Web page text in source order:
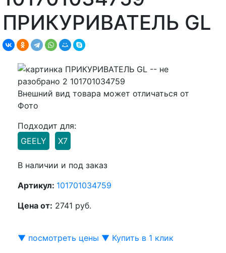
ПРИКУРИВАТЕЛЬ GL
Внешний вид товара может отличаться от
Фото
Подходит для:
GEELY
X7
В наличии и под заказ
Артикул: 101701034759
Цена от: 2741 руб.
▼ посмотреть цены ▼ Купить в 1 клик